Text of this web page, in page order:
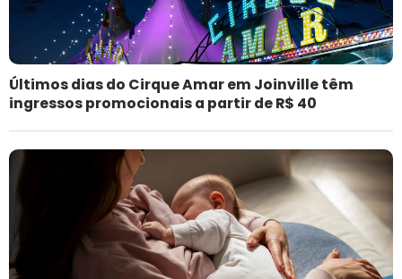
Últimos dias do Cirque Amar em Joinville têm
ingressos promocionais a partir de R$ 40